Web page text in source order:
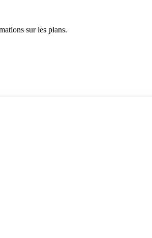
sur les plans.